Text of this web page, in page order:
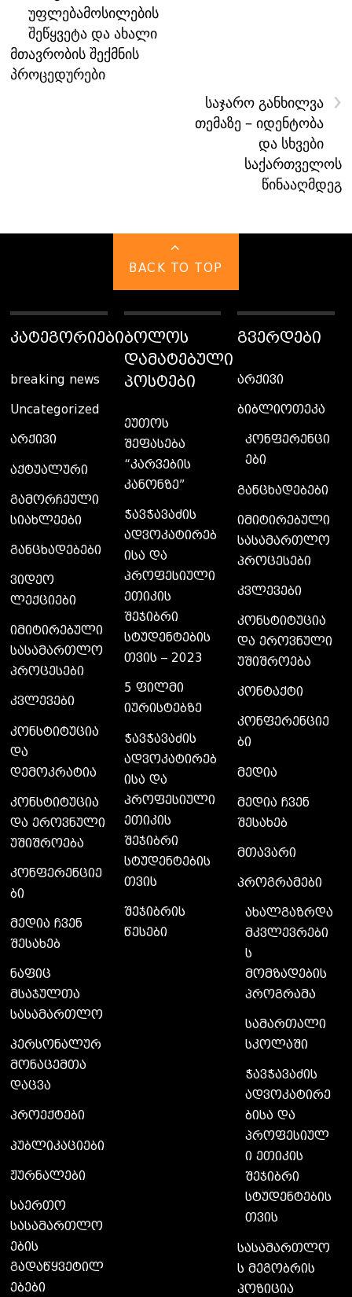
უფლებამოსილების
შეწყვეტა და ახალი
მთავრობის შექმნის
პროცედურები
›
საჯარო განხილვა
თემაზე – იდენტობა
და სხვები
საქართველოს
წინააღმდეგ
BACK TO TOP
ᲙᲐᲢᲔᲒᲝᲠᲘᲔᲑᲘ
breaking news
Uncategorized
არქივი
აქტუალური
გამორჩეული
სიახლეები
განცხადებები
ვიდეო
ლექციები
იმიტირებული
სასამართლო
პროცესები
კვლევები
კონსტიტუცია
და
დემოკრატია
კონსტიტუცია
და ეროვნული
უშიშროება
კონფერენციე
ბი
მედია ჩვენ
შესახებ
ნაფიც
მსაჯულთა
სასამართლო
პერსონალურ
მონაცემთა
დაცვა
პროექტები
პუბლიკაციები
ჟურნალები
საერთო
სასამართლო
ების
გადაწყვეტილ
ებები
ᲑᲝᲚᲝᲡ
ᲓᲐᲛᲐᲢᲔᲑᲣᲚᲘ
ᲞᲝᲡᲢᲔᲑᲘ
ეუთოს
შეფასება
“კარვების
კანონზე”
ჭავჭავაძის
ადვოკატირებ
ისა და
პროფესიული
ეთიკის
შეჯიბრი
სტუდენტების
თვის – 2023
5 ფილმი
იურისტებზე
ჭავჭავაძის
ადვოკატირებ
ისა და
პროფესიული
ეთიკის
შეჯიბრი
სტუდენტების
თვის
შეჯიბრის
წესები
ᲒᲕᲔᲠᲓᲔᲑᲘ
არქივი
ბიბლიოთეკა
კონფერენცი
ები
განცხადებები
იმიტირებული
სასამართლო
პროცესები
კვლევები
კონსტიტუცია
და ეროვნული
უშიშროება
კონტაქტი
კონფერენციე
ბი
მედია
მედია ჩვენ
შესახებ
მთავარი
პროგრამები
ახალგაზრდა
მკვლევრები
ს
მომზადების
პროგრამა
სამართალი
სკოლაში
ჭავჭავაძის
ადვოკატირე
ბისა და
პროფესიულ
ი ეთიკის
შეჯიბრი
სტუდენტების
თვის
სასამართლო
ს მეგობრის
პოზიცია